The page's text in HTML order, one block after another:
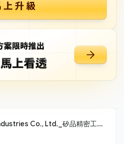
Siliconware Precision Industries Co., Ltd._矽品精密工業股份有限公司